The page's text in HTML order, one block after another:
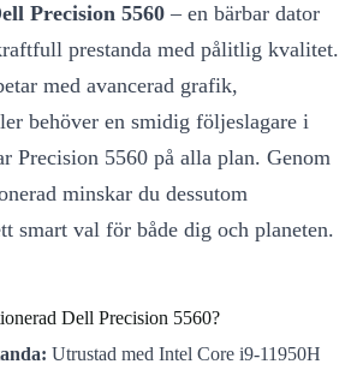
Precision 5560 – en bärbar dator
prestanda med pålitlig kvalitet.
med avancerad grafik,
behöver en smidig följeslagare i
Precision 5560 på alla plan. Genom
minskar du dessutom
smart val för både dig och planeten.
Dell Precision 5560?
Utrustad med Intel Core i9-11950H